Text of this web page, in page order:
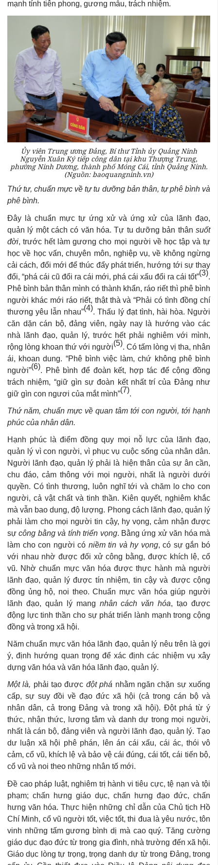
mạnh tính tiên phong, gương mẫu, trách nhiệm.
Ủy viên Trung ương Đảng, Bí thư Tỉnh ủy Quảng Ninh
Nguyễn Xuân Ký tiếp công dân tại khu Thượng Trung,
phường Ninh Dương, thành phố Móng Cái, tỉnh Quảng Ninh.
(Nguồn: baoquangninh.vn)
Thứ tư, chuẩn mực về tự tu dưỡng bản thân, tự phê bình và
phê bình.
Đây là chuẩn mực tự ứng xử và ứng xử của lãnh đạo,
quản lý một cách có văn hóa. Tự tu dưỡng bản thân suốt
đời, trước hết làm gương cho mọi người về học tập và tự
học về học vấn, chuyên môn, nghiệp vụ, về không ngừng
cải cách, đổi mới để thúc đẩy phát triển, hướng tới sự thay
đổi, “phá cái cũ đổi ra cái mới, phá cái xấu đổi ra cái tốt”(3).
Phê bình bản thân mình có thành khẩn, ráo riết thì phê bình
người khác mới ráo riết, thật thà và “Phải có tình đồng chí
thương yêu lẫn nhau”(4). Thấu
lý đạt tình, hài hòa. Người
căn dặn cán bộ, đảng viên, ngày nay là hướng vào các
nhà lãnh đạo, quản lý, trước hết phải nghiêm với mình,
rộng lòng khoan thứ với người(5). Có tấm lòng vị tha, nhân
ái, khoan dung. “Phê bình việc làm, chứ không phê bình
người”(6). Phê bình để đoàn kết, hợp tác để cộng đồng
trách nhiệm, “giữ gìn sự đoàn kết nhất trí của Đảng như
giữ gìn con ngươi của mắt mình”(7).
Thứ năm, chuẩn mực về quan tâm tới con người, tới hạnh
phúc của nhân dân.
Hạnh phúc là điểm đồng quy mọi nỗ lực của lãnh đạo,
quản lý vì con người, vì phục vụ cuộc sống của nhân dân.
Người lãnh đạo, quản lý phải là hiện thân của sự ân cần,
chu đáo, cảm thông với mọi người, nhất là người dưới
quyền. Có tình thương, luôn nghĩ tới và chăm lo cho con
người, cả vật chất và tinh thần. Kiên quyết, nghiêm khắc
mà vẫn bao dung, độ lượng. Phong cách lãnh đạo, quản lý
phải làm cho mọi người tin cậy, hy vọng, cảm nhận được
sựcông bằng và tính triển vọng. Bằng ứng xử văn hóa mà
làm cho con người có niềm tin và hy vọng, có sự gắn bó
với nhau nhờ được đối xử công bằng, được khích lệ, cổ
vũ. Nhờ chuẩn mực văn hóa được thực hành mà người
lãnh đạo, quản lý được tín nhiệm, tin cậy và được cộng
đồng ủng hộ, noi theo. Chuẩn mực văn hóa giúp người
lãnh đạo, quản lý mang nhân cách văn hóa, tạo được
động lực tinh thần cho sự phát triển lành mạnh trong cộng
đồng và trong xã hội.
Năm chuẩn mực văn hóa lãnh đạo, quản lý nêu trên là gợi
ý, định hướng quan trọng để xác định các nhiệm vụ xây
dựng văn hóa và văn hóa lãnh đạo, quản lý.
Một là, phải tạo được đột phá nhằm ngăn chặn sự xuống
cấp, sự suy đồi về đạo đức xã hội (cả trong cán bộ và
nhân dân, cả trong Đảng và trong xã hội). Đột phá từ ý
thức, nhận thức, lương tâm và danh dự trong mọi người,
nhất là cán bộ, đảng viên và người lãnh đạo, quản lý. Tạo
dư luận xã hội phê phán, lên án cái xấu, cái ác, thói vô
cảm, cổ vũ, khích lệ và bảo vệ cái đúng, cái tốt, cái tiến bộ,
cổ vũ và noi theo những nhân tố mới.
Đề cao pháp luật, nghiêm trị hành vi tiêu cực, tệ nạn và tội
phạm; chấn hưng giáo dục, chấn hưng đạo đức, chấn
hưng văn hóa. Thực hiện những chỉ dẫn của Chủ tịch Hồ
Chí Minh, cổ vũ người tốt, việc tốt, thi đua là yêu nước, tôn
vinh những tấm gương bình dị mà cao quý. Tăng cường
giáo dục đạo đức từ trong gia đình, nhà trường đến xã hội.
Giáo dục lòng tự trọng, trọng danh dự từ trong Đảng, trong